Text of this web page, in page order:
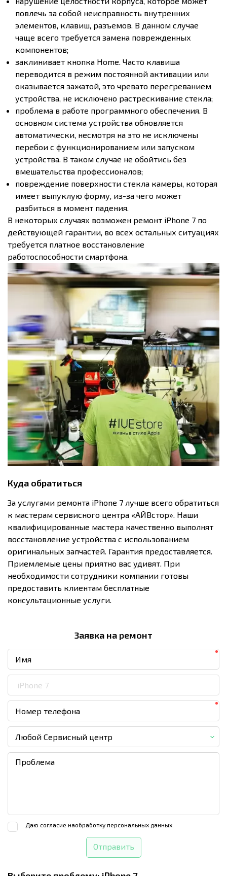
повлечь за собой неисправность внутренних
элементов, клавиш, разъемов. В данном случае
чаще всего требуется замена поврежденных
компонентов;
заклинивает кнопка Home. Часто клавиша
переводится в режим постоянной активации или
оказывается зажатой, это чревато перегреванием
устройства, не исключено растрескивание стекла;
проблема в работе программного обеспечения. В
основном система устройства обновляется
автоматически, несмотря на это не исключены
перебои с функционированием или запуском
устройства. В таком случае не обойтись без
вмешательства профессионалов;
повреждение поверхности стекла камеры, которая
имеет выпуклую форму, из-за чего может
разбиться в момент падения.
В некоторых случаях возможен ремонт iPhone 7 по
действующей гарантии, во всех остальных ситуациях
требуется платное восстановление
работоспособности смартфона.
Куда обратиться
За услугами ремонта iPhone 7 лучше всего обратиться
к мастерам сервисного центра «АЙВстор». Наши
квалифицированные мастера качественно выполнят
восстановление устройства с использованием
оригинальных запчастей. Гарантия предоставляется.
Приемлемые цены приятно вас удивят. При
необходимости сотрудники компании готовы
предоставить клиентам бесплатные
консультационные услуги.
Заявка на ремонт
Любой Сервисный центр
Даю согласие наобработку персональных данных.
Отправить